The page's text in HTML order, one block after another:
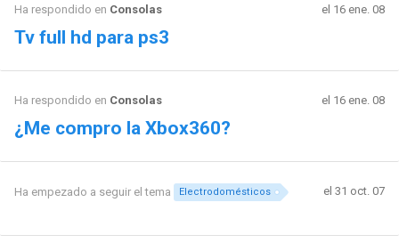
Ha respondido en Consolas el 16 ene. 08
Tv full hd para ps3
Ha respondido en Consolas el 16 ene. 08
¿Me compro la Xbox360?
Ha empezado a seguir el tema Electrodomésticos el 31 oct. 07